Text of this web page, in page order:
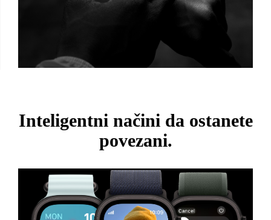
Inteligentni načini da ostanete
povezani.